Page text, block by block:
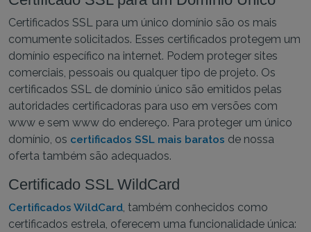
Certificados SSL para um único domínio são os mais
comumente solicitados. Esses certificados protegem um
domínio específico na internet. Podem proteger sites
comerciais, pessoais ou qualquer tipo de projeto. Os
certificados SSL de domínio único são emitidos pelas
autoridades certificadoras para uso em versões com
www e sem www do endereço. Para proteger um único
domínio, os certificados SSL mais baratos de nossa
oferta também são adequados.
Certificado SSL WildCard
Certificados WildCard, também conhecidos como
certificados estrela, oferecem uma funcionalidade única: